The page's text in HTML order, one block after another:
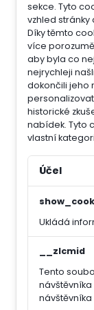
sekce. Tyto
vzhled
Díky těmto
více
aby byla co
nejrychleji
dokončili jeho
historické
nabídek. Tyto
vlastní
Účel
Ukládá
__zlcmid
Tento